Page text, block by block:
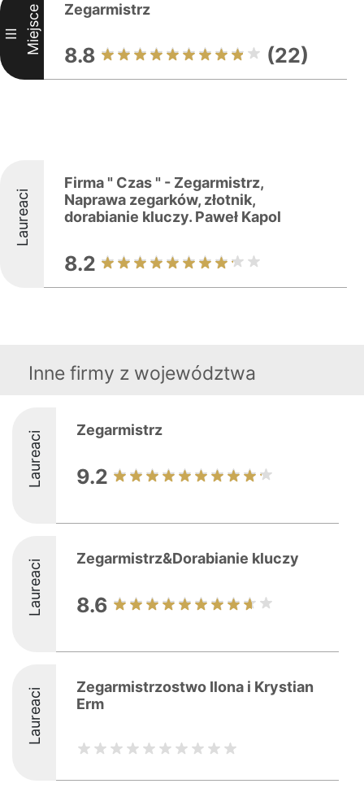
III Miejsce Zegarmistrz
8.8 (22)
Laureaci
Firma " Czas " - Zegarmistrz,
Naprawa zegarków, złotnik,
dorabianie kluczy. Paweł Kapol
8.2
Inne firmy z województwa
Laureaci Zegarmistrz
9.2
Laureaci Zegarmistrz&Dorabianie kluczy
8.6
Laureaci
Zegarmistrzostwo Ilona i Krystian
Erm